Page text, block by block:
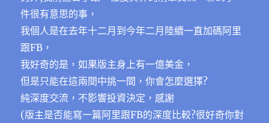
件很有意思的事，
我個人是在去年十二月到今年二月陸續一直加碼阿里
跟FB，
我好奇的是，如果版主身上有一億美金，
但是只能在這兩間中挑一間，你會怎麼選擇?
純深度交流，不影響投資決定，感謝
(版主是否能寫一篇阿里跟FB的深度比較?很好奇你對